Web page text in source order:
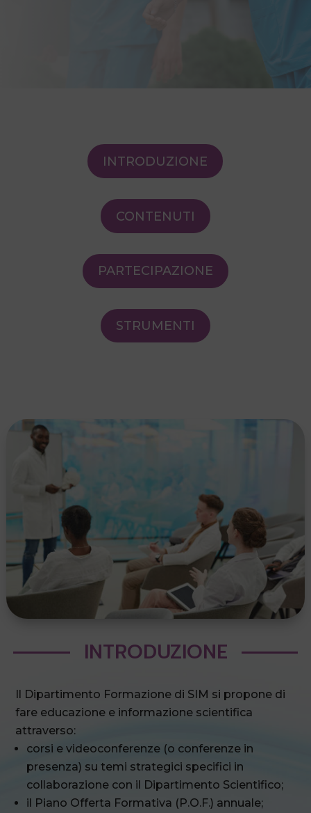
INTRODUZIONE
CONTENUTI
PARTECIPAZIONE
STRUMENTI
INTRODUZIONE
Il Dipartimento Formazione di SIM si propone di
fare educazione e informazione scientifica
attraverso:
corsi e videoconferenze (o conferenze in
presenza) su temi strategici specifici in
collaborazione con il Dipartimento Scientifico;
il Piano Offerta Formativa (P.O.F.) annuale;